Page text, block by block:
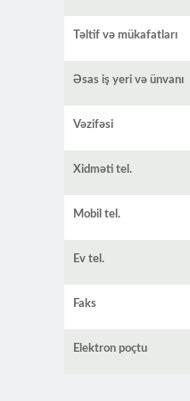
Təltif və mükafatları
Əsas iş yeri və ünvanı
Vəzifəsi
Xidməti tel.
Mobil tel.
Ev tel.
Faks
Elektron poçtu